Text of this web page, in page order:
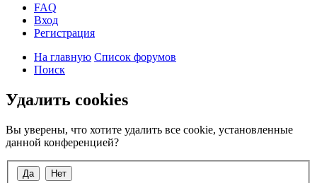
FAQ
Вход
Регистрация
На главную Список форумов
Поиск
Удалить cookies
Вы уверены, что хотите удалить все cookie, установленные
данной конференцией?